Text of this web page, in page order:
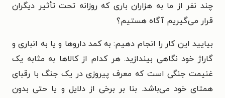
چند نفر از ما به هزاران باری که روزانه تحت تأثیر دیگران
قرار می‌گیریم آگاه هستیم؟
بیایید این کار را انجام دهیم: به کمد داروها و یا به انباری و
گاراژ خود نگاهی بیندازید. هر کدام از کالاها به مثابه یک
غنیمت جنگی است که معرف پیروزی در یک جنگ با رقبای
همتای خود می‌باشد. بنا بر برخی از دلایل و یا حتی بدون